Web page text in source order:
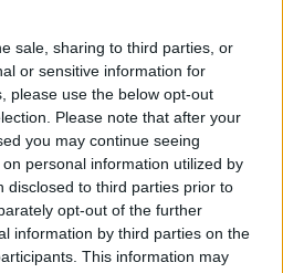
sale, sharing to third parties, or
or sensitive information for
please use the below opt-out
Please note that after your
you may continue seeing
personal information utilized by
disclosed to third parties prior to
opt-out of the further
information by third parties on the
This information may